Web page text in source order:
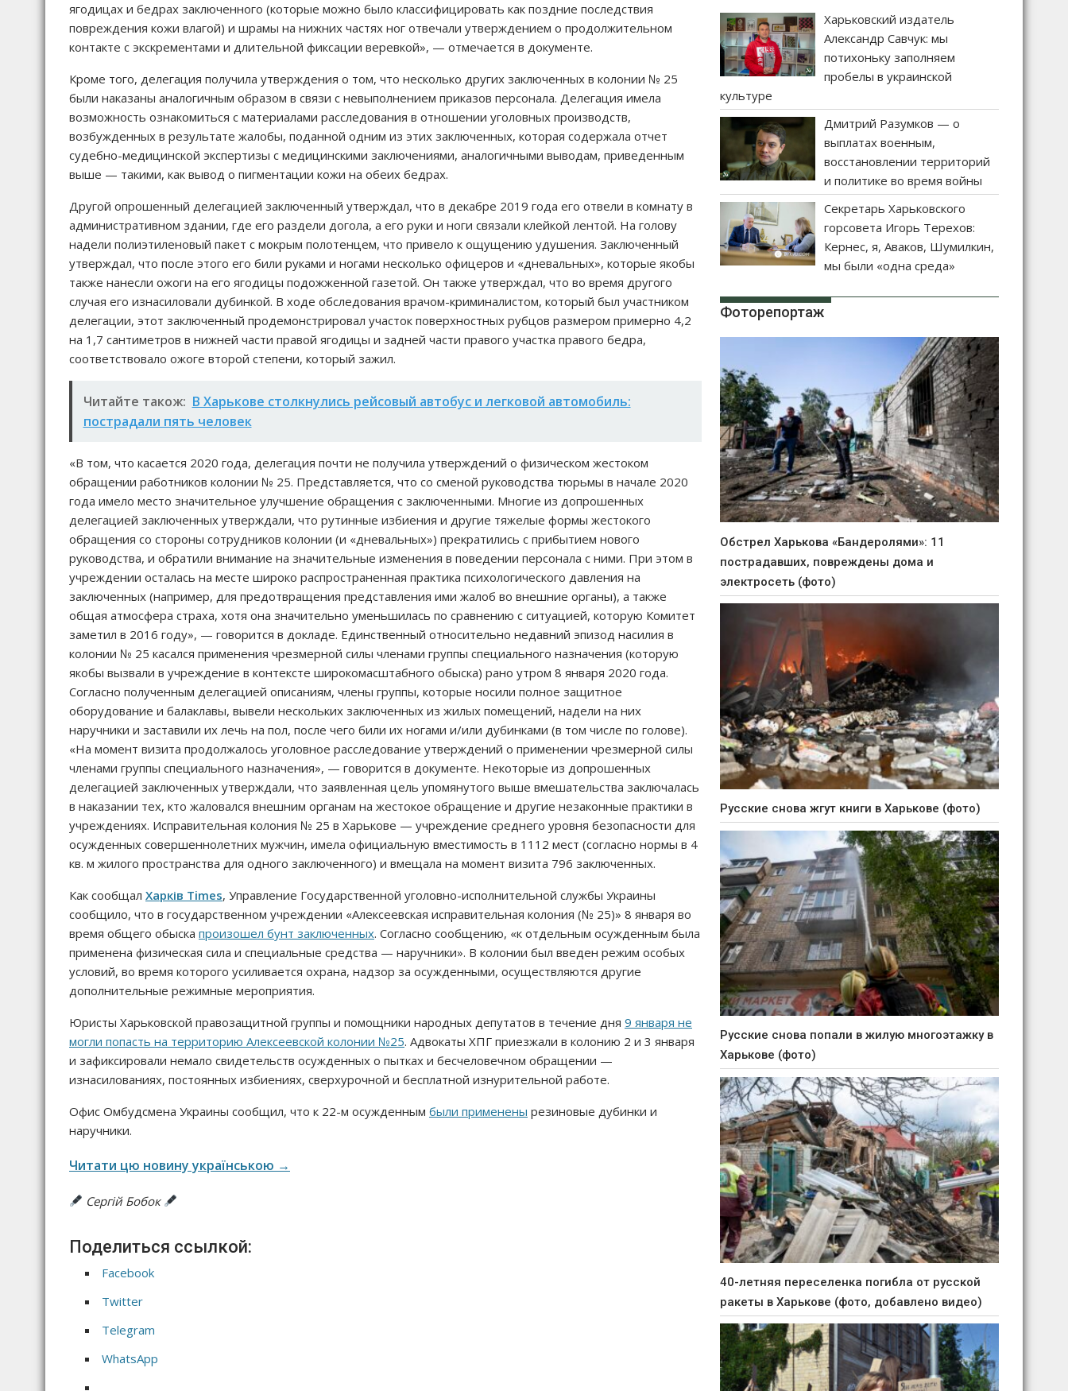
ягодицах и бедрах заключенного (которые можно было классифицировать как поздние последствия
повреждения кожи влагой) и шрамы на нижних частях ног отвечали утверждением о продолжительном
контакте с экскрементами и длительной фиксации веревкой», — отмечается в документе.
Кроме того, делегация получила утверждения о том, что несколько других заключенных в колонии № 25
были наказаны аналогичным образом в связи с невыполнением приказов персонала. Делегация имела
возможность ознакомиться с материалами расследования в отношении уголовных производств,
возбужденных в результате жалобы, поданной одним из этих заключенных, которая содержала отчет
судебно-медицинской экспертизы с медицинскими заключениями, аналогичными выводам, приведенным
выше — такими, как вывод о пигментации кожи на обеих бедрах.
Другой опрошенный делегацией заключенный утверждал, что в декабре 2019 года его отвели в комнату в
административном здании, где его раздели догола, а его руки и ноги связали клейкой лентой. На голову
надели полиэтиленовый пакет с мокрым полотенцем, что привело к ощущению удушения. Заключенный
утверждал, что после этого его били руками и ногами несколько офицеров и «дневальных», которые якобы
также нанесли ожоги на его ягодицы подожженной газетой. Он также утверждал, что во время другого
случая его изнасиловали дубинкой. В ходе обследования врачом-криминалистом, который был участником
делегации, этот заключенный продемонстрировал участок поверхностных рубцов размером примерно 4,2
на 1,7 сантиметров в нижней части правой ягодицы и задней части правого участка правого бедра,
соответствовало ожоге второй степени, который зажил.
Читайте також: В Харькове столкнулись рейсовый автобус и легковой автомобиль:
пострадали пять человек
«В том, что касается 2020 года, делегация почти не получила утверждений о физическом жестоком
обращении работников колонии № 25. Представляется, что со сменой руководства тюрьмы в начале 2020
года имело место значительное улучшение обращения с заключенными. Многие из допрошенных
делегацией заключенных утверждали, что рутинные избиения и другие тяжелые формы жестокого
обращения со стороны сотрудников колонии (и «дневальных») прекратились с прибытием нового
руководства, и обратили внимание на значительные изменения в поведении персонала с ними. При этом в
учреждении осталась на месте широко распространенная практика психологического давления на
заключенных (например, для предотвращения представления ими жалоб во внешние органы), а также
общая атмосфера страха, хотя она значительно уменьшилась по сравнению с ситуацией, которую Комитет
заметил в 2016 году», — говорится в докладе. Единственный относительно недавний эпизод насилия в
колонии № 25 касался применения чрезмерной силы членами группы специального назначения (которую
якобы вызвали в учреждение в контексте широкомасштабного обыска) рано утром 8 января 2020 года.
Согласно полученным делегацией описаниям, члены группы, которые носили полное защитное
оборудование и балаклавы, вывели нескольких заключенных из жилых помещений, надели на них
наручники и заставили их лечь на пол, после чего били их ногами и/или дубинками (в том числе по голове).
«На момент визита продолжалось уголовное расследование утверждений о применении чрезмерной силы
членами группы специального назначения», — говорится в документе. Некоторые из допрошенных
делегацией заключенных утверждали, что заявленная цель упомянутого выше вмешательства заключалась
в наказании тех, кто жаловался внешним органам на жестокое обращение и другие незаконные практики в
учреждениях. Исправительная колония № 25 в Харькове — учреждение среднего уровня безопасности для
осужденных совершеннолетних мужчин, имела официальную вместимость в 1112 мест (согласно нормы в 4
кв. м жилого пространства для одного заключенного) и вмещала на момент визита 796 заключенных.
Как сообщал Харків Times, Управление Государственной уголовно-исполнительной службы Украины
сообщило, что в государственном учреждении «Алексеевская исправительная колония (№ 25)» 8 января во
время общего обыска произошел бунт заключенных. Согласно сообщению, «к отдельным осужденным была
применена физическая сила и специальные средства — наручники». В колонии был введен режим особых
условий, во время которого усиливается охрана, надзор за осужденными, осуществляются другие
дополнительные режимные мероприятия.
Юристы Харьковской правозащитной группы и помощники народных депутатов в течение дня 9 января не
могли попасть на территорию Алексеевской колонии №25. Адвокаты ХПГ приезжали в колонию 2 и 3 января
и зафиксировали немало свидетельств осужденных о пытках и бесчеловечном обращении —
изнасилованиях, постоянных избиениях, сверхурочной и бесплатной изнурительной работе.
Офис Омбудсмена Украины сообщил, что к 22-м осужденным были применены резиновые дубинки и
наручники.
Читати цю новину українською →
Сергій Бобок
Поделиться ссылкой:
Facebook
Twitter
Telegram
WhatsApp
Харьковский издатель
Александр Савчук: мы
потихоньку заполняем
пробелы в украинской
культуре
Дмитрий Разумков — о
выплатах военным,
восстановлении территорий
и политике во время войны
Секретарь Харьковского
горсовета Игорь Терехов:
Кернес, я, Аваков, Шумилкин,
мы были «одна среда»
Фоторепортаж
Обстрел Харькова «Бандеролями»: 11
пострадавших, повреждены дома и
электросеть (фото)
Русские снова жгут книги в Харькове (фото)
Русские снова попали в жилую многоэтажку в
Харькове (фото)
40-летняя переселенка погибла от русской
ракеты в Харькове (фото, добавлено видео)